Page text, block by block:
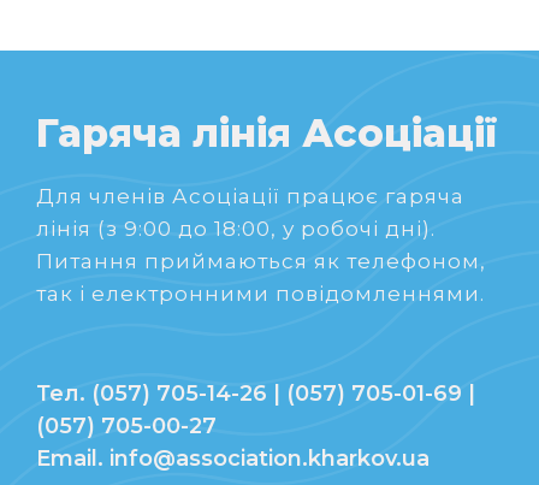
Гаряча лінія Асоціації
Для членів Асоціації працює гаряча
лінія (з 9:00 до 18:00, у робочі дні).
Питання приймаються як телефоном,
так і електронними повідомленнями.
Тел. (057) 705-14-26 | (057) 705-01-69 |
(057) 705-00-27
Email. info@association.kharkov.ua